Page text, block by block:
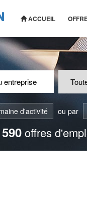
ACCUEIL
d'activité ou par
590offres